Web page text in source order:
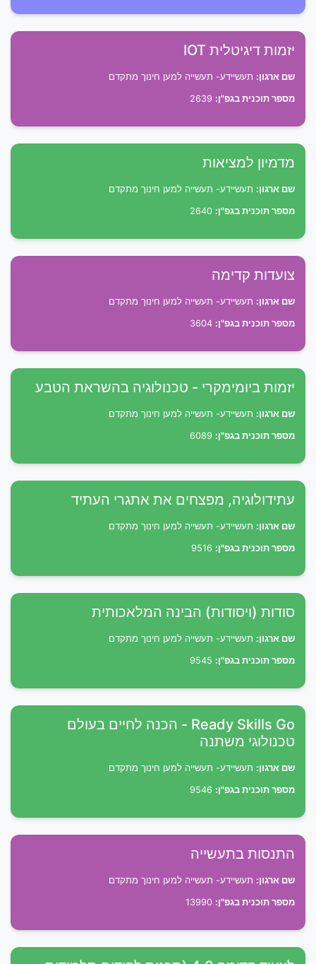
יזמות דיגיטלית IOT
שם ארגון: תעשיידע- תעשייה למען חינוך מתקדם
מספר תוכנית בגפ"ן:
מדמיון למציאות
שם ארגון: תעשיידע- תעשייה למען חינוך מתקדם
מספר תוכנית בגפ"ן:
צועדות קדימה
שם ארגון: תעשיידע- תעשייה למען חינוך מתקדם
מספר תוכנית בגפ"ן:
יזמות ביומימקרי - טכנולוגיה בהשראת הטבע
שם ארגון: תעשיידע- תעשייה למען חינוך מתקדם
מספר תוכנית בגפ"ן:
עתידולוגיה, מפצחים את אתגרי העתיד
שם ארגון: תעשיידע- תעשייה למען חינוך מתקדם
מספר תוכנית בגפ"ן:
סודות (ויסודות) הבינה המלאכותית
שם ארגון: תעשיידע- תעשייה למען חינוך מתקדם
מספר תוכנית בגפ"ן:
Ready Skills Go - הכנה לחיים בעולם
טכנולוגי משתנה
שם ארגון: תעשיידע- תעשייה למען חינוך מתקדם
מספר תוכנית בגפ"ן:
התנסות בתעשייה
שם ארגון: תעשיידע- תעשייה למען חינוך מתקדם
מספר תוכנית בגפ"ן: